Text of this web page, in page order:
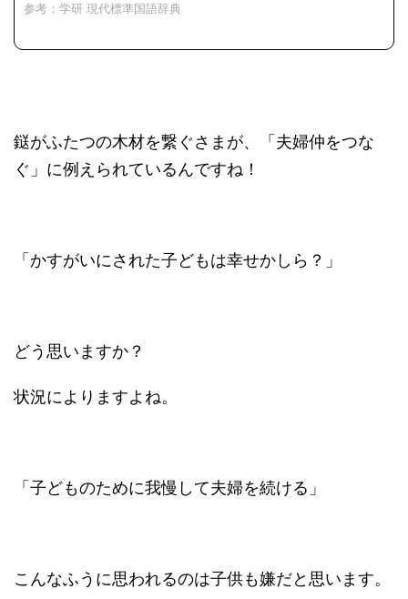
参考：学研 現代標準国語辞典
鎹がふたつの木材を繋ぐさまが、「夫婦仲をつな
ぐ」に例えられているんですね！
「かすがいにされた子どもは幸せかしら？」
どう思いますか？
状況によりますよね。
「子どものために我慢して夫婦を続ける」
こんなふうに思われるのは子供も嫌だと思います。